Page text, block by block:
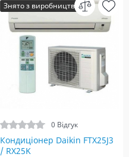
Знято з виробництва
0 Відгук
Кондиціонер Daikin FTX25J3
/ RX25K